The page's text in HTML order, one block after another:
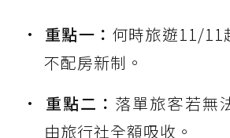
重點一： 何時旅遊11/11
不配房新制。
重點二： 落單旅客若無
由旅行社全額吸收。